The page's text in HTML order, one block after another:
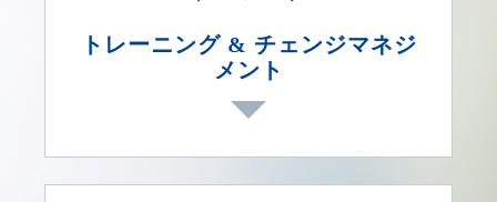
既存MES、ERP（SAP、Oracleなど）
やPLMシステムとの連携、各拠点のレ
援。
トレーニング & チェンジマネジ
メント
Pシステム操作研修、ユーザー向けマ